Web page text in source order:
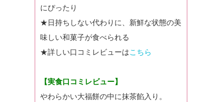
にぴったり
★日持ちしない代わりに、新鮮な状態の美
味しい和菓子が食べられる
★詳しい口コミレビューはこちら
【実食口コミレビュー】
やわらかい大福餅の中に抹茶餡入り。